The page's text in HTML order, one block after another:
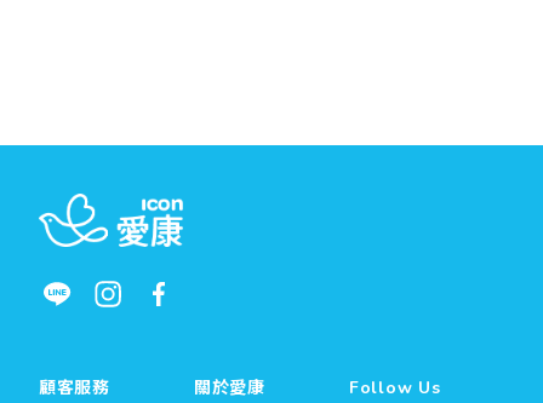
顧客服務
關於愛康
Follow Us